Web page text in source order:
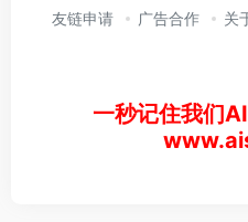
友链申请 广告合作 关
一秒记住我们